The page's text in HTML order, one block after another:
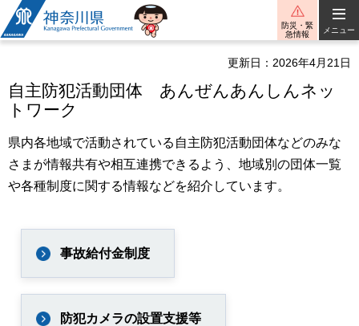
神奈川県
防災・緊
急情報
メニュー
更新日：2026年4月21日
自主防犯活動団体 あんぜんあんしんネッ
トワーク
県内各地域で活動されている自主防犯活動団体などのみな
さまが情報共有や相互連携できるよう、地域別の団体一覧
や各種制度に関する情報などを紹介しています。
事故給付金制度
防犯カメラの設置支援等